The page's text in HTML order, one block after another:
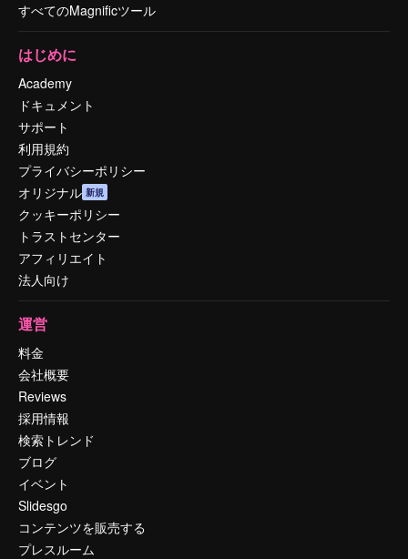
すべてのMagnificツール
はじめに
Academy
ドキュメント
サポート
利用規約
プライバシーポリシー
オリジナル 新規
クッキーポリシー
トラストセンター
アフィリエイト
法人向け
運営
料金
会社概要
Reviews
採用情報
検索トレンド
ブログ
イベント
Slidesgo
コンテンツを販売する
プレスルーム